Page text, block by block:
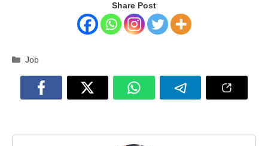
Share Post
Categories
Job